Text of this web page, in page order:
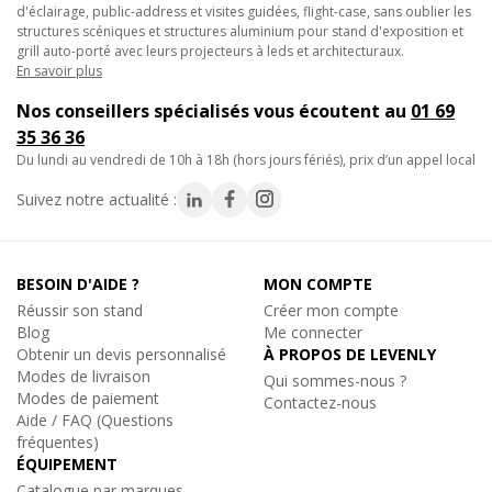
décorations événementielles.
Caractéristiques techniques :
• Filets de 16 mm
• Section triangulaire de 240 mm d'entraxe entre chaque tube
(290 mm extérieur)
• Assemblage par manchon à goupille conique et clavette
• Utilisation : pointe en bas
- Engagement pièces détachées : 5 ans(décret n°2014-
1482)
d'éclairage, public-address et visites guidées, flight-case, sans oublier les
structures scéniques et structures aluminium pour stand d'exposition et
grill auto-porté avec leurs projecteurs à leds et architecturaux.
En savoir plus
Nos conseillers spécialisés vous écoutent au 01 69
35 36 36
du lundi au vendredi de 10h à 18h (hors jours fériés), prix d’un appel local
Suivez notre actualité :
BESOIN D'AIDE ?
Réussir son stand
Blog
Obtenir un devis personnalisé
Modes de livraison
Modes de paiement
Aide / FAQ (Questions
fréquentes)
ÉQUIPEMENT
MON COMPTE
Créer mon compte
Me connecter
À PROPOS DE LEVENLY
Qui sommes-nous ?
Contactez-nous